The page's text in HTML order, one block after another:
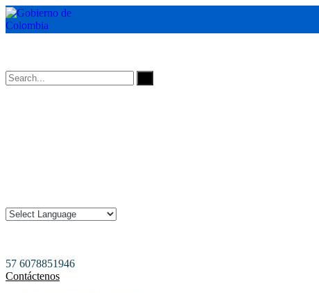
57 6078851946
Contáctenos